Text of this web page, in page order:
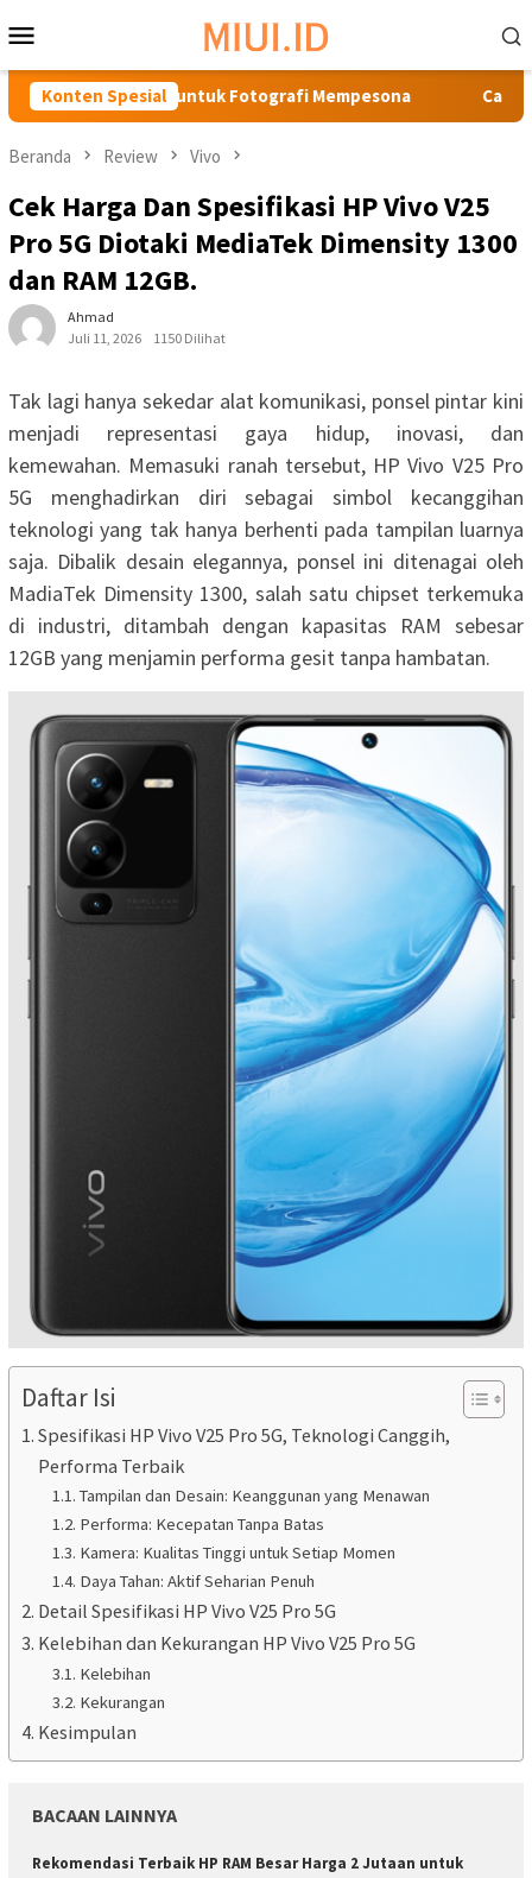
ke
kontenMobile
Konten Spesial
Terbaik untuk Fotografi Mempesona Cara Ampuh
Beranda Review Vivo
Cek Harga Dan Spesifikasi HP Vivo V25
Pro 5G Diotaki MediaTek Dimensity 1300
dan RAM 12GB.
Ahmad
Juli 11, 2026
1150 Dilihat
Tak lagi hanya sekedar alat komunikasi, ponsel pintar kini
menjadi representasi gaya hidup, inovasi, dan
kemewahan. Memasuki ranah tersebut, HP Vivo V25 Pro
5G menghadirkan diri sebagai simbol kecanggihan
teknologi yang tak hanya berhenti pada tampilan luarnya
saja. Dibalik desain elegannya, ponsel ini ditenagai oleh
MadiaTek Dimensity 1300, salah satu chipset terkemuka
di industri, ditambah dengan kapasitas RAM sebesar
12GB yang menjamin performa gesit tanpa hambatan.
Daftar Isi
Spesifikasi HP Vivo V25 Pro 5G, Teknologi Canggih,
Performa Terbaik
Tampilan dan Desain: Keanggunan yang Menawan
Performa: Kecepatan Tanpa Batas
Kamera: Kualitas Tinggi untuk Setiap Momen
Daya Tahan: Aktif Seharian Penuh
Detail Spesifikasi HP Vivo V25 Pro 5G
Kelebihan dan Kekurangan HP Vivo V25 Pro 5G
Kelebihan
Kekurangan
Kesimpulan
BACAAN LAINNYA
Rekomendasi Terbaik HP RAM Besar Harga 2 Jutaan untuk